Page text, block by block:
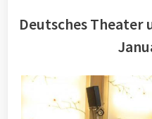
Deutsches Theater